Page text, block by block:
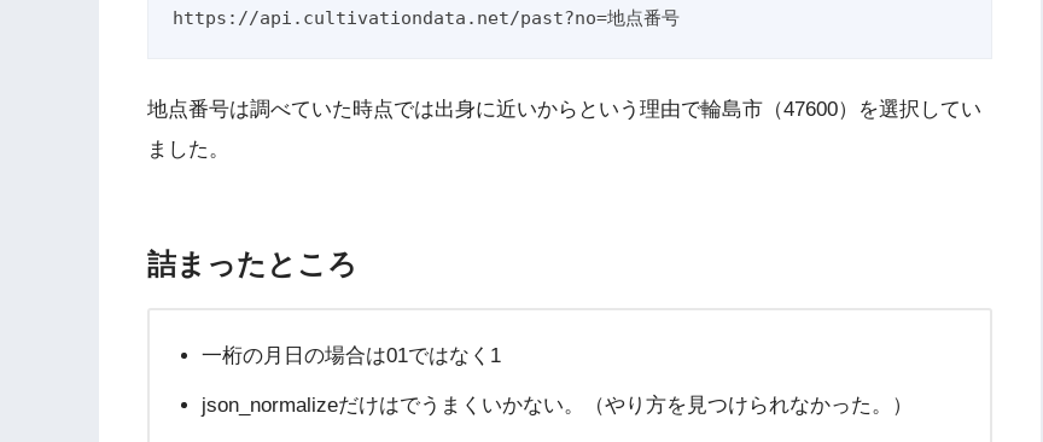
https://api.cultivationdata.net/past?no=地点番号
地点番号は調べていた時点では出身に近いからという理由で輪島市（47600）を選択してい
ました。
詰まったところ
一桁の月日の場合は01ではなく1
json_normalizeだけはでうまくいかない。（やり方を見つけられなかった。）